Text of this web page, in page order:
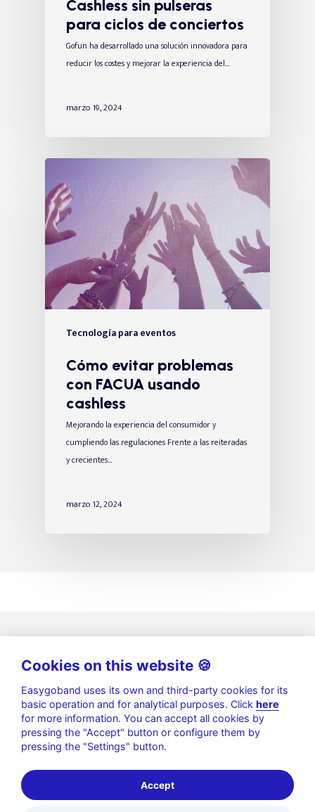
Cashless sin pulseras
para ciclos de conciertos
Gofun ha desarrollado una solución innovadora para
reducir los costes y mejorar la experiencia del…
marzo 19, 2024
Tecnología para eventos
Cómo evitar problemas
con FACUA usando
cashless
Mejorando la experiencia del consumidor y
cumpliendo las regulaciones Frente a las reiteradas
y crecientes…
marzo 12, 2024
Política de privacidad|Aviso legal
Seguridad de la información
© 2026 Gofun by Easygoband. | Todos los derechos
Cookies on this website 🍪
Easygoband uses its own and third-party cookies for its
basic operation and for analytical purposes. Click here
for more information. You can accept all cookies by
pressing the "Accept" button or configure them by
pressing the "Settings" button.
Accept